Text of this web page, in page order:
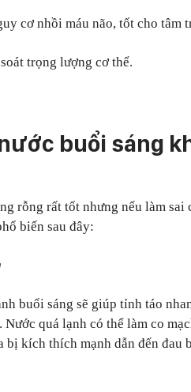
cơ nhồi máu não, tốt cho tâm
trọng lượng cơ thể.
buổi sáng
rỗng rất tốt nhưng nếu làm sai
biến sau đây:
buổi sáng sẽ giúp tỉnh táo
quá lạnh có thể làm co
kích thích mạnh dẫn đến đau